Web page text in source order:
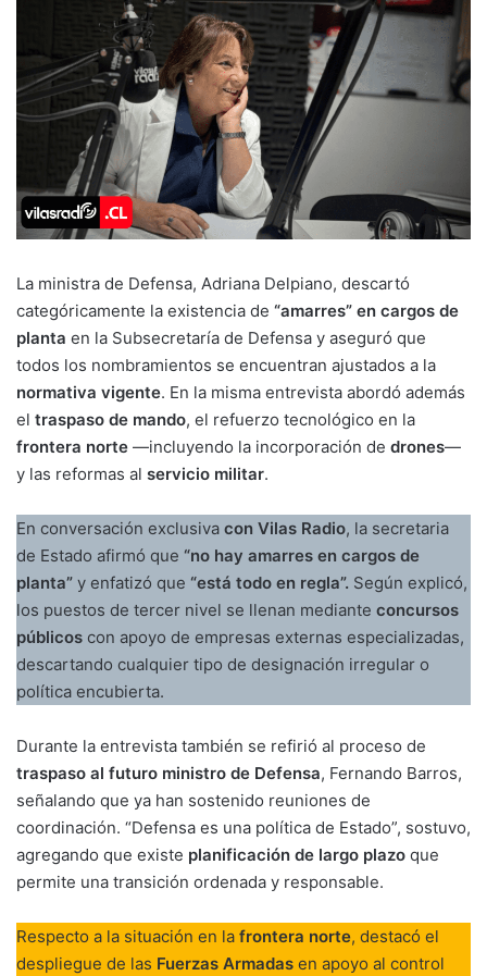
La ministra de Defensa, Adriana Delpiano, descartó
categóricamente la existencia de “amarres” en cargos de
planta en la Subsecretaría de Defensa y aseguró que
todos los nombramientos se encuentran ajustados a la
normativa vigente. En la misma entrevista abordó además
el traspaso de mando, el refuerzo tecnológico en la
frontera norte —incluyendo la incorporación de drones—
y las reformas al servicio militar.
En conversación exclusiva con Vilas Radio, la secretaria
de Estado afirmó que “no hay amarres en cargos de
planta” y enfatizó que “está todo en regla”. Según explicó,
los puestos de tercer nivel se llenan mediante concursos
públicos con apoyo de empresas externas especializadas,
descartando cualquier tipo de designación irregular o
política encubierta.
Durante la entrevista también se refirió al proceso de
traspaso al futuro ministro de Defensa, Fernando Barros,
señalando que ya han sostenido reuniones de
coordinación. “Defensa es una política de Estado”, sostuvo,
agregando que existe planificación de largo plazo que
permite una transición ordenada y responsable.
Respecto a la situación en la frontera norte, destacó el
despliegue de las Fuerzas Armadas en apoyo al control